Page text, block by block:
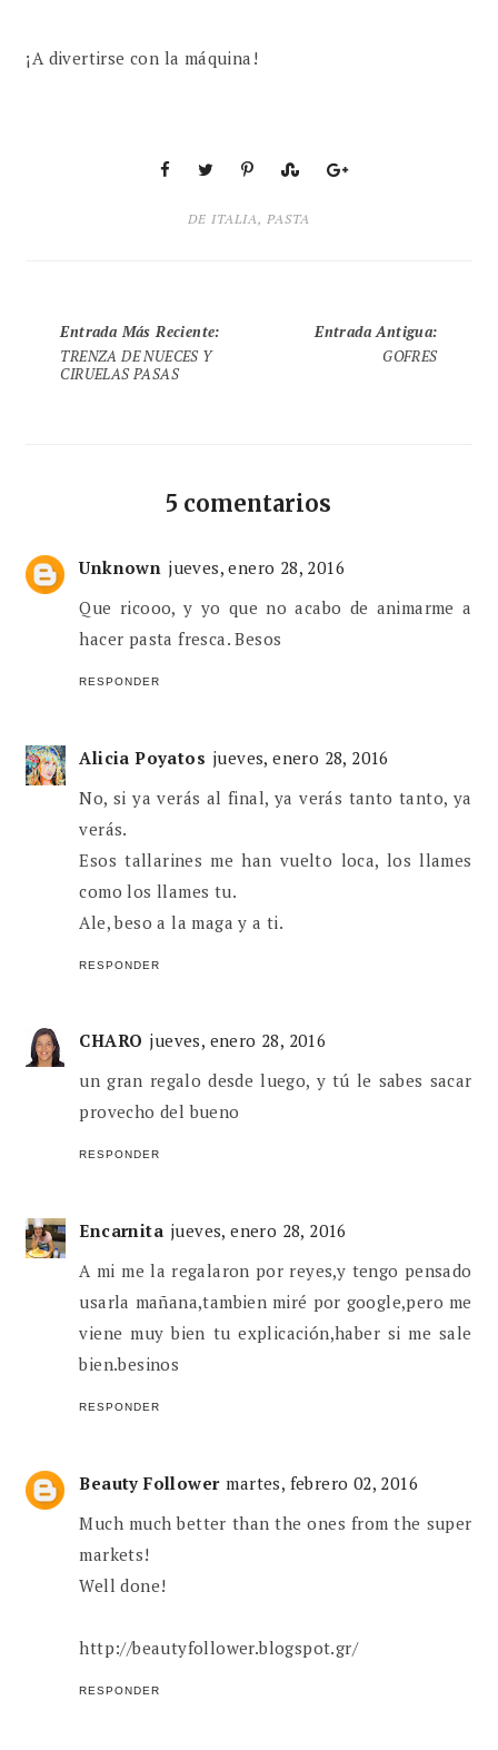
¡A divertirse con la máquina!
DE ITALIA , PASTA
Entrada Más Reciente:
TRENZA DE NUECES Y
CIRUELAS PASAS
Entrada Antigua:
GOFRES
5 comentarios
Unknown jueves, enero 28, 2016
Que ricooo, y yo que no acabo de animarme a
hacer pasta fresca. Besos
RESPONDER
Alicia Poyatos jueves, enero 28, 2016
No, si ya verás al final, ya verás tanto tanto, ya
verás.
Esos tallarines me han vuelto loca, los llames
como los llames tu.
Ale, beso a la maga y a ti.
RESPONDER
CHARO jueves, enero 28, 2016
un gran regalo desde luego, y tú le sabes sacar
provecho del bueno
RESPONDER
Encarnita jueves, enero 28, 2016
A mi me la regalaron por reyes,y tengo pensado
usarla mañana,tambien miré por google,pero me
viene muy bien tu explicación,haber si me sale
bien.besinos
RESPONDER
Beauty Follower martes, febrero 02, 2016
Much much better than the ones from the super
markets!
Well done!
http://beautyfollower.blogspot.gr/
RESPONDER